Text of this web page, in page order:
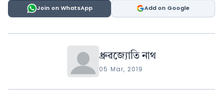
Join on WhatsApp Add on Google
ধ্ৰুৱজ্যোতি নাথ
05 Mar, 2019